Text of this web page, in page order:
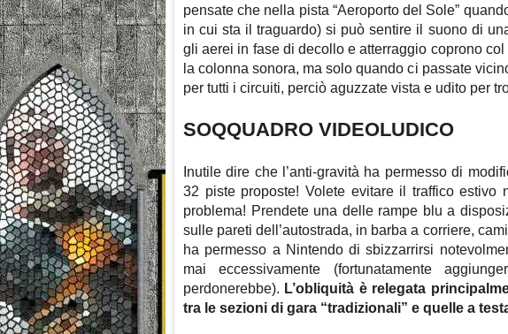
pensate che nella pista “Aeroporto del Sole”
in cui sta il traguardo) si può sentire il suono di
gli aerei in fase di decollo e atterraggio coprono
la colonna sonora, ma solo quando ci passate
per tutti i circuiti, perciò aguzzate vista e udito per
SOQQUADRO VIDEOLUDICO
Inutile dire che l’anti-gravità ha permesso di
32 piste proposte! Volete evitare il traffico estivo
problema! Prendete una delle rampe blu a
sulle pareti dell’autostrada, in barba a corriere,
ha permesso a Nintendo di sbizzarrirsi
mai eccessivamente (fortunatamente
perdonerebbe). L’obliquità è relegata
tra le sezioni di gara “tradizionali” e quelle a